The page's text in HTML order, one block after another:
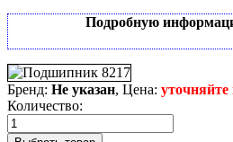
Подробную
Бренд: Не указан, Цена: уточняйте
Количество: